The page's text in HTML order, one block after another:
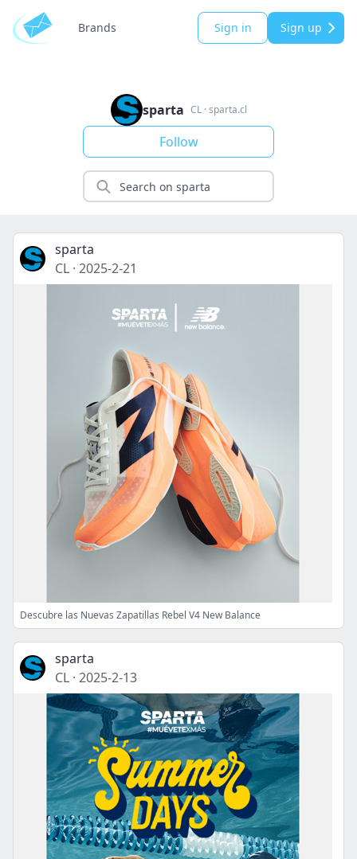
Brands Sign in Sign up
sparta CL·sparta.cl
Follow
sparta
CL · 2025-2-21
Descubre las Nuevas Zapatillas Rebel V4 New Balance
sparta
CL · 2025-2-13